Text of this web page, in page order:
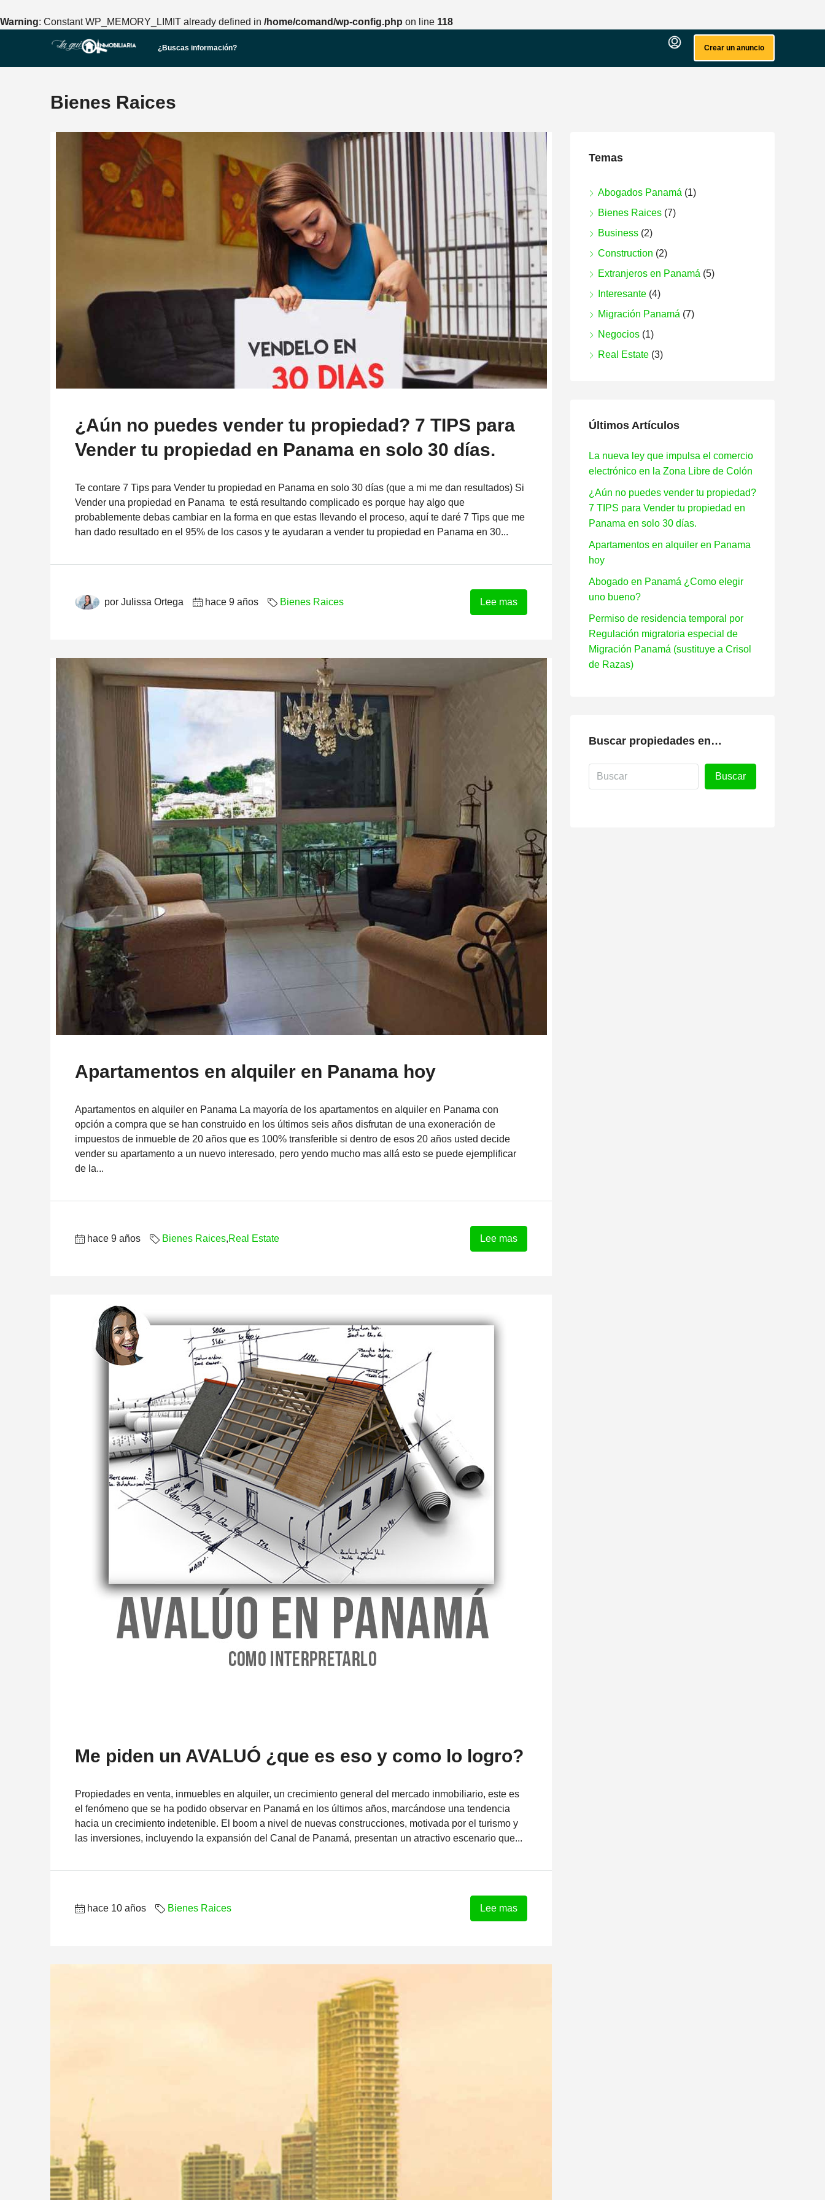
Warning: Constant WP_MEMORY_LIMIT already defined in /home/comand/wp-config.php on line 118
¿Buscas información? Crear un anuncio
Bienes Raices
¿Aún no puedes vender tu propiedad? 7 TIPS para
Vender tu propiedad en Panama en solo 30 días.
Te contare 7 Tips para Vender tu propiedad en Panama en solo 30 días (que a mi me dan resultados) Si
Vender una propiedad en Panama te está resultando complicado es porque hay algo que
probablemente debas cambiar en la forma en que estas llevando el proceso, aquí te daré 7 Tips que me
han dado resultado en el 95% de los casos y te ayudaran a vender tu propiedad en Panama en 30...
por Julissa Ortega hace 9 años Bienes Raices Lee mas
Apartamentos en alquiler en Panama hoy
Apartamentos en alquiler en Panama La mayoría de los apartamentos en alquiler en Panama con
opción a compra que se han construido en los últimos seis años disfrutan de una exoneración de
impuestos de inmueble de 20 años que es 100% transferible si dentro de esos 20 años usted decide
vender su apartamento a un nuevo interesado, pero yendo mucho mas allá esto se puede ejemplificar
de la...
hace 9 años Bienes Raices,Real Estate Lee mas
Me piden un AVALUÓ ¿que es eso y como lo logro?
Propiedades en venta, inmuebles en alquiler, un crecimiento general del mercado inmobiliario, este es
el fenómeno que se ha podido observar en Panamá en los últimos años, marcándose una tendencia
hacia un crecimiento indetenible. El boom a nivel de nuevas construcciones, motivada por el turismo y
las inversiones, incluyendo la expansión del Canal de Panamá, presentan un atractivo escenario que...
hace 10 años Bienes Raices Lee mas
Temas
Abogados Panamá (1)
Bienes Raices (7)
Business (2)
Construction (2)
Extranjeros en Panamá (5)
Interesante (4)
Migración Panamá (7)
Negocios (1)
Real Estate (3)
Últimos Artículos
La nueva ley que impulsa el comercio
electrónico en la Zona Libre de Colón
¿Aún no puedes vender tu propiedad?
7 TIPS para Vender tu propiedad en
Panama en solo 30 días.
Apartamentos en alquiler en Panama
hoy
Abogado en Panamá ¿Como elegir
uno bueno?
Permiso de residencia temporal por
Regulación migratoria especial de
Migración Panamá (sustituye a Crisol
de Razas)
Buscar propiedades en…
Buscar